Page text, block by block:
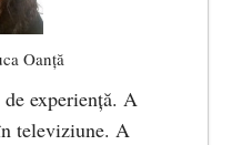
Oanță
experiență. A
televiziune. A